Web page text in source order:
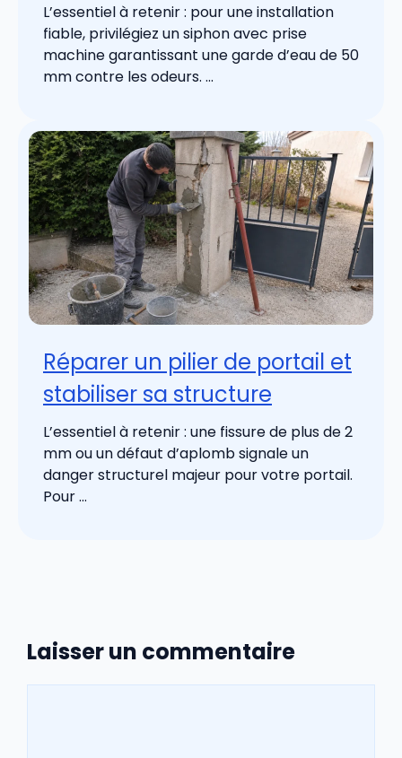
L’essentiel à retenir : pour une installation
fiable, privilégiez un siphon avec prise
machine garantissant une garde d’eau de 50
mm contre les odeurs. ...
Réparer un pilier de portail et
stabiliser sa structure
L’essentiel à retenir : une fissure de plus de 2
mm ou un défaut d’aplomb signale un
danger structurel majeur pour votre portail.
Pour ...
Laisser un commentaire